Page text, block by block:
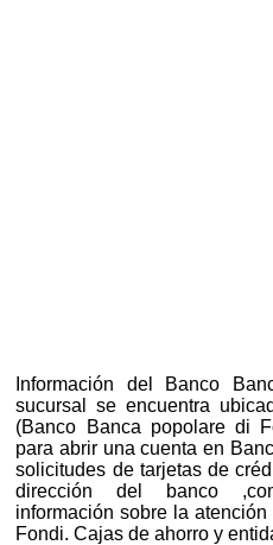
Información del Banco
sucursal se encuentra
(Banco Banca popolare di
para abrir una cuenta en
solicitudes de tarjetas de
dirección del banco
información sobre la
Fondi. Cajas de ahorro y